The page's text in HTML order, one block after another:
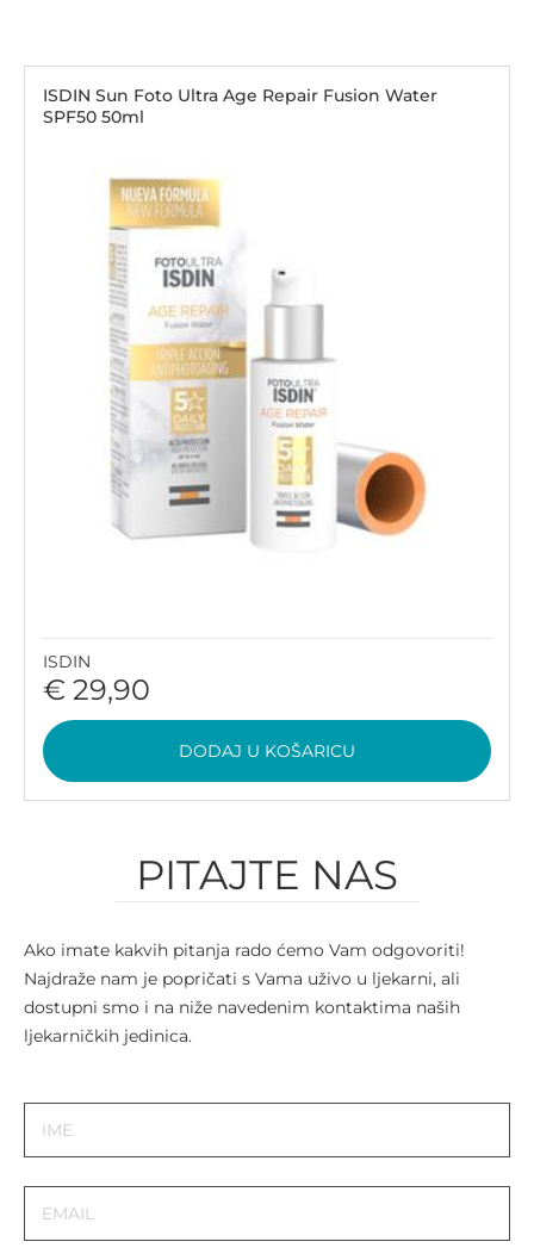
ISDIN Sun Foto Ultra Age Repair Fusion Water
SPF50 50ml
ISDIN
€ 29,90
DODAJ U KOŠARICU
PITAJTE NAS
Ako imate kakvih pitanja rado ćemo Vam odgovoriti!
Najdraže nam je popričati s Vama uživo u ljekarni, ali
dostupni smo i na niže navedenim kontaktima naših
ljekarničkih jedinica.